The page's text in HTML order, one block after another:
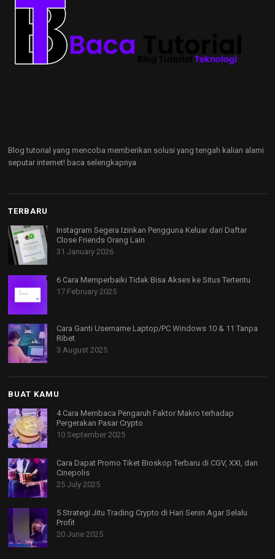
Blog tutorial yang mencoba memberikan solusi yang tengah kalian alami
seputar internet! baca selengkapnya
TERBARU
Instagram Segera Izinkan Pengguna Keluar dari Daftar
Close Friends Orang Lain
31 January 2026
6 Cara Memperbaiki Tidak Bisa Akses ke Situs Tertentu
17 February 2025
Cara Ganti Username Laptop/PC Windows 10 & 11 Tanpa
Ribet
3 August 2025
BUAT KAMU
4 Cara Membaca Pengaruh Faktor Makro terhadap
Pergerakan Pasar Crypto
10 September 2025
Cara Dapat Promo Tiket Bioskop Terbaru di CGV, XXI, dan
Cinepolis
25 July 2025
5 Strategi Jitu Trading Crypto di Hari Senin Agar Selalu
Profit
20 June 2025